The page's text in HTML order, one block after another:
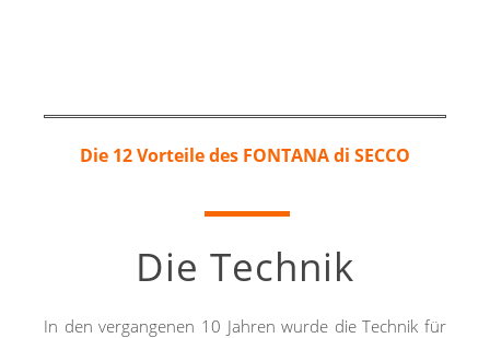
Die Technik
In den vergangenen 10 Jahren wurde die Technik für
Die 12 Vorteile des FONTANA di SECCO